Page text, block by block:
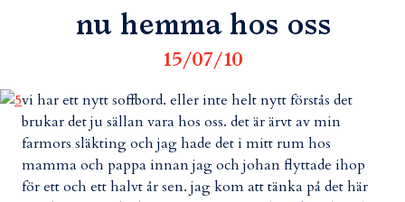
nu hemma hos oss
15/07/10
vi har ett nytt soffbord. eller inte helt nytt förstås det
brukar det ju sällan vara hos oss. det är ärvt av min
farmors släkting och jag hade det i mitt rum hos
mamma och pappa innan jag och johan flyttade ihop
för ett och ett halvt år sen. jag kom att tänka på det här